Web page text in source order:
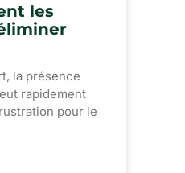
les
la présence
rapidement
pour le